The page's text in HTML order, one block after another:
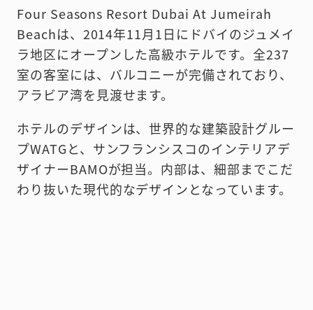
Four Seasons Resort Dubai At Jumeirah
Beachは、2014年11月1日にドバイのジュメイ
ラ地区にオープンした高級ホテルです。全237
室の客室には、バルコニーが完備されており、
アラビア湾を見渡せます。
ホテルのデザインは、世界的な建築設計グルー
プWATGと、サンフランシスコのインテリアデ
ザイナーBAMOが担当。内部は、細部までこだ
わり抜いた現代的なデザインとなっています。